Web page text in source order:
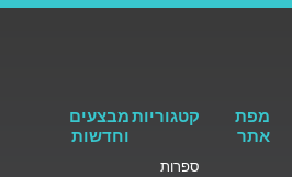
מפת
אתר
קטגוריות
ספרות
מבצעים
וחדשות